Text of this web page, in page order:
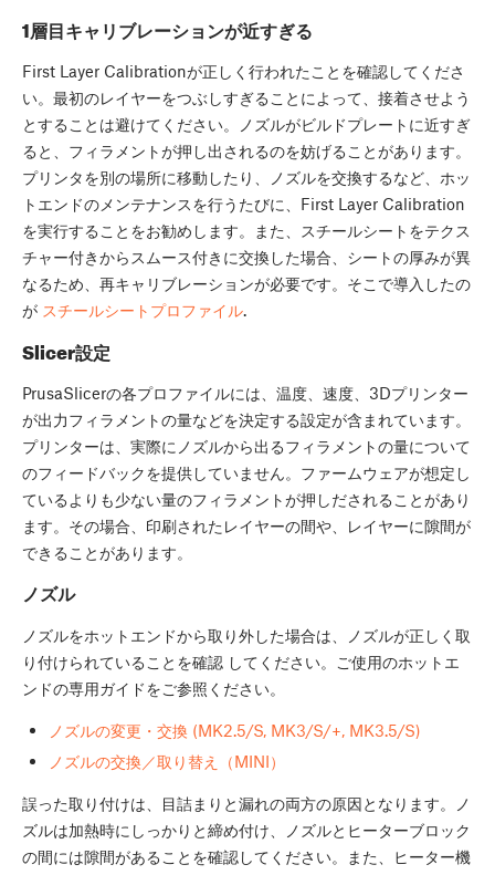
1層目キャリブレーションが近すぎる
First Layer Calibrationが正しく行われたことを確認してくださ
い。最初のレイヤーをつぶしすぎることによって、接着させよう
とすることは避けてください。ノズルがビルドプレートに近すぎ
ると、フィラメントが押し出されるのを妨げることがあります。
プリンタを別の場所に移動したり、ノズルを交換するなど、ホッ
トエンドのメンテナンスを行うたびに、First Layer Calibration
を実行することをお勧めします。また、スチールシートをテクス
チャー付きからスムース付きに交換した場合、シートの厚みが異
なるため、再キャリブレーションが必要です。そこで導入したの
が スチールシートプロファイル.
Slicer設定
PrusaSlicerの各プロファイルには、温度、速度、3Dプリンター
が出力フィラメントの量などを決定する設定が含まれています。
プリンターは、実際にノズルから出るフィラメントの量について
のフィードバックを提供していません。ファームウェアが想定し
ているよりも少ない量のフィラメントが押しだされることがあり
ます。その場合、印刷されたレイヤーの間や、レイヤーに隙間が
できることがあります。
ノズル
ノズルをホットエンドから取り外した場合は、ノズルが正しく取
り付けられていることを確認 してください。ご使用のホットエ
ンドの専用ガイドをご参照ください。
ノズルの変更・交換 (MK2.5/S, MK3/S/+, MK3.5/S)
ノズルの交換／取り替え（MINI）
誤った取り付けは、目詰まりと漏れの両方の原因となります。ノ
ズルは加熱時にしっかりと締め付け、ノズルとヒーターブロック
の間には隙間があることを確認してください。また、ヒーター機